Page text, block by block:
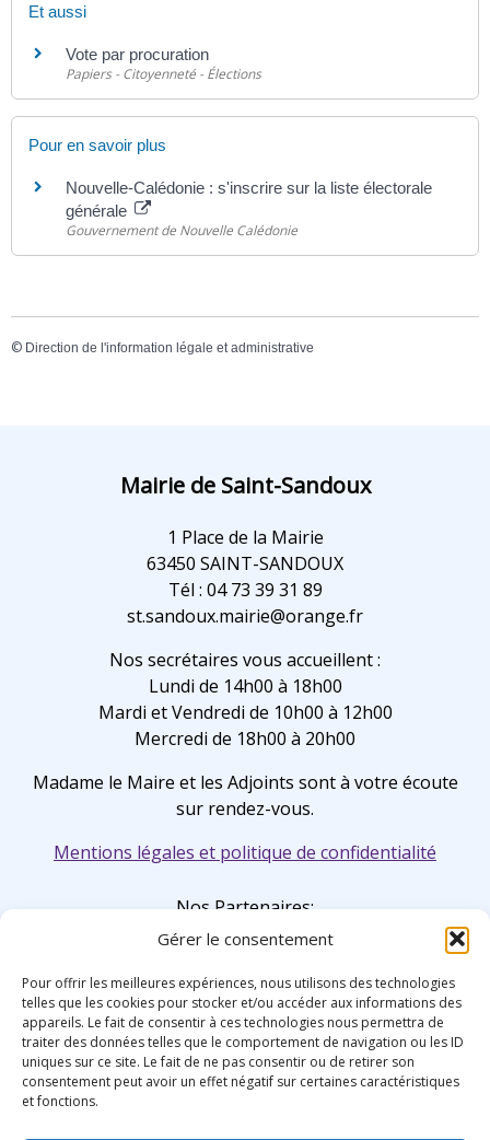
Gérer le consentement
Pour offrir les meilleures expériences, nous utilisons des technologies
telles que les cookies pour stocker et/ou accéder aux informations des
appareils. Le fait de consentir à ces technologies nous permettra de
traiter des données telles que le comportement de navigation ou les ID
uniques sur ce site. Le fait de ne pas consentir ou de retirer son
consentement peut avoir un effet négatif sur certaines caractéristiques
et fonctions.
Et aussi
Vote par procuration
Papiers - Citoyenneté - Élections
Pour en savoir plus
Nouvelle-Calédonie : s'inscrire sur la liste électorale
générale
Gouvernement de Nouvelle Calédonie
© Direction de l'information légale et administrative
Mairie de Saint-Sandoux
1 Place de la Mairie
63450 SAINT-SANDOUX
Tél : 04 73 39 31 89
st.sandoux.mairie@orange.fr
Nos secrétaires vous accueillent :
Lundi de 14h00 à 18h00
Mardi et Vendredi de 10h00 à 12h00
Mercredi de 18h00 à 20h00
Madame le Maire et les Adjoints sont à votre écoute
sur rendez-vous.
Mentions légales et politique de confidentialité
Nos Partenaires: